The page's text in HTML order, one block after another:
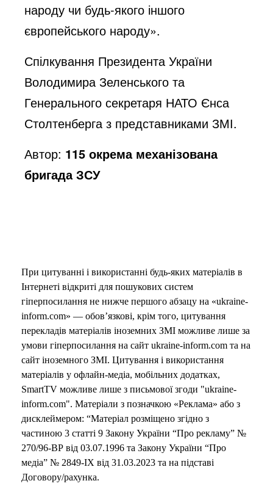
народу чи будь-якого іншого
європейського народу».
Спілкування Президента України
Володимира Зеленського та
Генерального секретаря НАТО Єнса
Столтенберга з представниками ЗМІ.
Автор: 115 окрема механізована
бригада ЗСУ
При цитуванні і використанні будь-яких матеріалів в
Інтернеті відкриті для пошукових систем
гіперпосилання не нижче першого абзацу на «ukraine-
inform.com» — обов’язкові, крім того, цитування
перекладів матеріалів іноземних ЗМІ можливе лише за
умови гіперпосилання на сайт ukraine-inform.com та на
сайт іноземного ЗМІ. Цитування і використання
матеріалів у офлайн-медіа, мобільних додатках,
SmartTV можливе лише з письмової згоди "ukraine-
inform.com". Матеріали з позначкою «Реклама» або з
дисклеймером: “Матеріал розміщено згідно з
частиною 3 статті 9 Закону України “Про рекламу” №
270/96-ВР від 03.07.1996 та Закону України “Про
медіа” № 2849-IX від 31.03.2023 та на підставі
Договору/рахунка.